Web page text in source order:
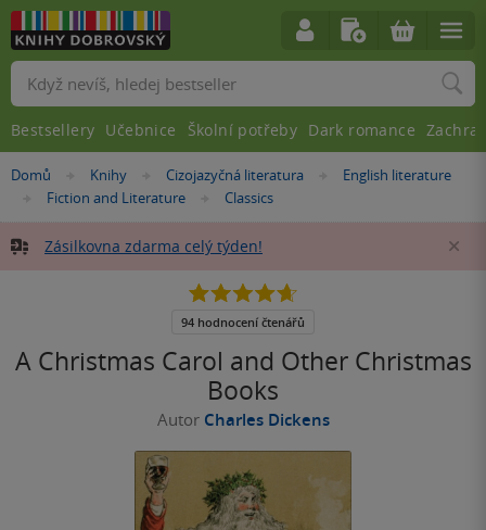
Nacházíte
Domů »Knihy »Cizojazyčná literatura »
English literature
»Fiction and Literature »
Classics
Zásilkovna zdarma celý týden!
A Christmas Carol and Other Christmas
Books
Autor Charles Dickens
4.7
5
94 hodnocení čtenářů
Vyhledávání
Bestsellery Učebnice Školní potřeby Dark romance